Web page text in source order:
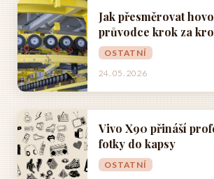
Jak přesměrovat
průvodce krok za
OSTATNÍ
24. 05. 2026
Vivo X90 přináší
fotky do kapsy
OSTATNÍ